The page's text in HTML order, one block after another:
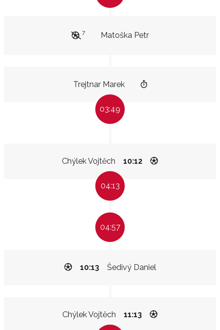
Matoška Petr
7
Trejtnar Marek
03:49
Chýlek Vojtěch 10:12
04:13
04:57
Šedivý Daniel
10:13
Chýlek Vojtěch 11:13